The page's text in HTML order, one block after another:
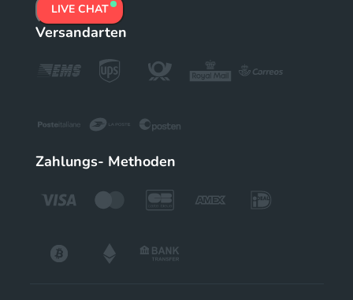
LIVE CHAT
Versandarten
Zahlungs- Methoden